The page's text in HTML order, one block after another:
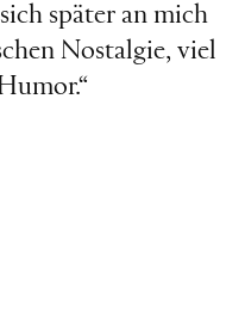
später an mich
Nostalgie, viel